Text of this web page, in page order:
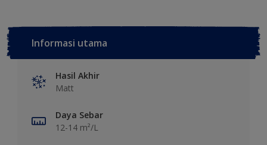
Informasi utama
Hasil Akhir
Matt
Daya Sebar
12-14 m²/L